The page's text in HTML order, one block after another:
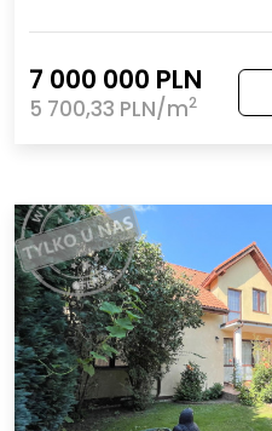
7 000 000 PLN
5 700,33 PLN/m2